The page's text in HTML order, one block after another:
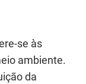
se às
ambiente.
da